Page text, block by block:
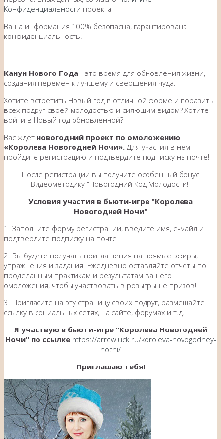
Конфиденциальности проекта
Ваша информация 100% безопасна, гарантирована
конфиденциальность!
Канун Нового Года - это время для обновления жизни,
создания перемен к лучшему и свершения чуда.
Хотите встретить Новый год в отличной форме и поразить
всех подруг своей молодостью и сияющим видом? Хотите
войти в Новый год обновленной?
Вас ждет новогодний проект по омоложению
«Королева Новогодней Ночи». Для участия в нем
пройдите регистрацию и подтвердите подписку на почте!
После регистрации вы получите особенный бонус
Видеометодику "Новогодний Код Молодости!"
Условия участия в бьюти-игре "Королева
Новогодней Ночи"
1. Заполните форму регистрации, введите имя, е-майл и
подтвердите подписку на почте
2. Вы будете получать приглашения на прямые эфиры,
упражнения и задания. Ежедневно оставляйте отчеты по
проделанным практикам и результатам вашего
омоложения, чтобы участвовать в розыгрыше призов!
3. Пригласите на эту страницу своих подруг, размещайте
ссылку в социальных сетях, на сайте, форумах и т.д.
Я участвую в бьюти-игре "Королева Новогодней
Ночи" по ссылке https://arrowluck.ru/koroleva-novogodney-
nochi/
Приглашаю тебя!